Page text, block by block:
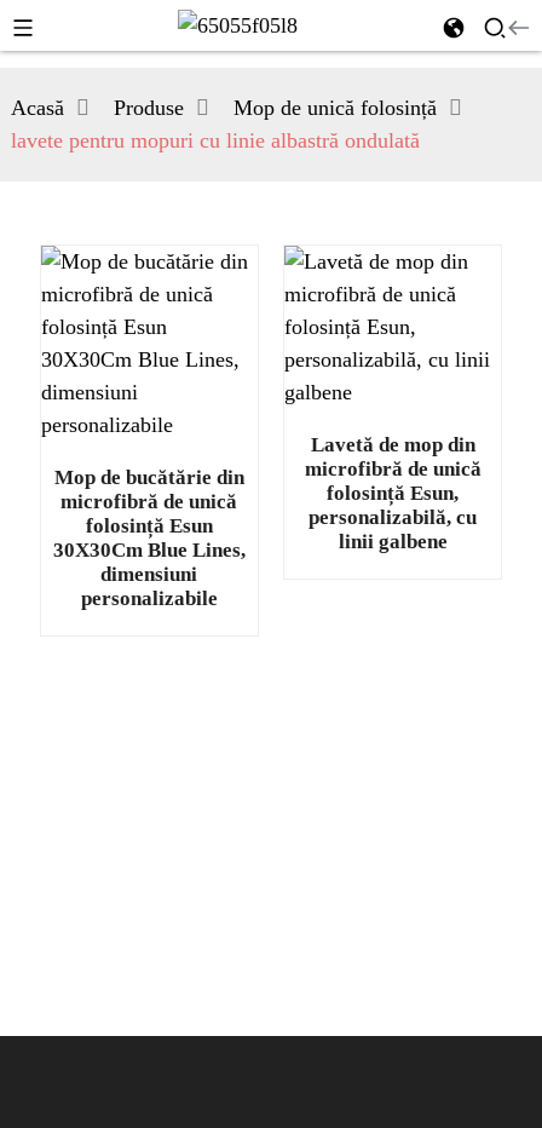
Acasă Produse
Mop de unică folosință
lavete pentru mopuri cu linie albastră ondulată
Mop de bucătărie din
microfibră de unică
folosință Esun
30X30Cm Blue Lines,
dimensiuni
personalizabile
Lavetă de mop din
microfibră de unică
folosință Esun,
personalizabilă, cu
linii galbene